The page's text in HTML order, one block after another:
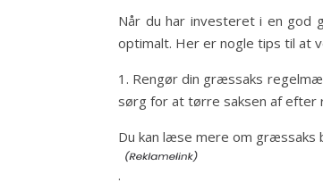
Når du har investeret i en god
optimalt. Her er nogle tips til at
1. Rengør din græssaks
sørg for at tørre saksen af efter
Du kan læse mere om græssaks
.